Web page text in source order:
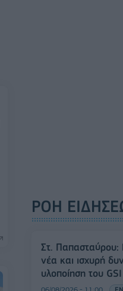
ΡΟΗ
Στ. Παπασταύρου:
νέα και ισχυρή
υλοποίηση του GSI